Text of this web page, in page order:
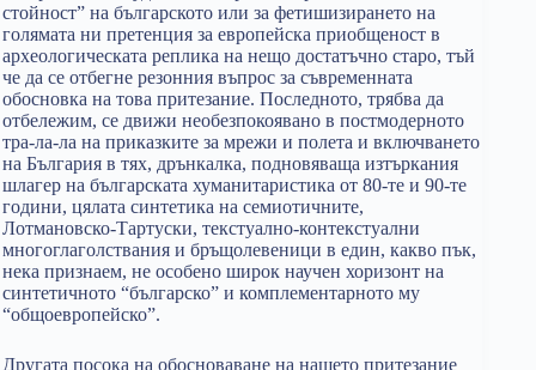
стойност” на българското или за фетишизирането на
голямата ни претенция за европейска приобщеност в
археологическата реплика на нещо достатъчно старо, тъй
че да се отбегне резонния въпрос за съвременната
обосновка на това притезание. Последното, трябва да
отбележим, се движи необезпокоявано в постмодерното
тра-ла-ла на приказките за мрежи и полета и включването
на България в тях, дрънкалка, подновяваща изтъркания
шлагер на българската хуманитаристика от 80-те и 90-те
години, цялата синтетика на семиотичните,
Лотмановско-Тартуски, текстуално-контекстуални
многоглаголствания и бръщолевеници в един, какво пък,
нека признаем, не особено широк научен хоризонт на
синтетичното “българско” и комплементарното му
“общоевропейско”.
Другата посока на обосноваване на нашето притезание